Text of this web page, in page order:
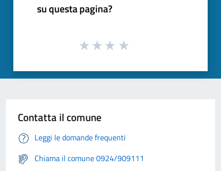
su questa pagina?
Contatta il comune
Leggi le domande frequenti
Chiama il comune 0924/909111